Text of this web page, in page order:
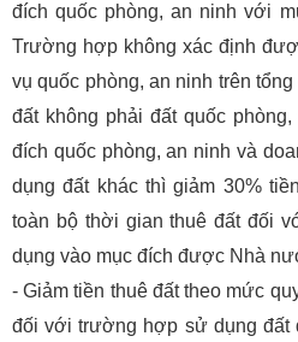
đích quốc phòng, an ninh với
Trường hợp không xác định
vụ quốc phòng, an ninh trên
đất không phải đất quốc
đích quốc phòng, an ninh và
dụng đất khác thì giảm 30%
toàn bộ thời gian thuê đất đối
dụng vào mục đích được Nhà
- Giảm tiền thuê đất theo mức
đối với trường hợp sử dụng đất